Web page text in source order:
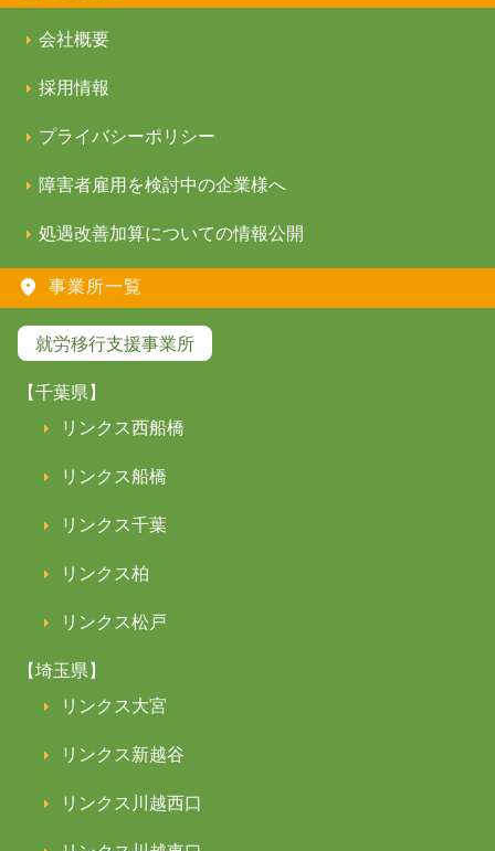
会社概要
採用情報
プライバシーポリシー
障害者雇用を検討中の企業様へ
処遇改善加算についての情報公開
事業所一覧
就労移行支援事業所
【千葉県】
リンクス西船橋
リンクス船橋
リンクス千葉
リンクス柏
リンクス松戸
【埼玉県】
リンクス大宮
リンクス新越谷
リンクス川越西口